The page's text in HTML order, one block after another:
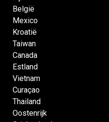
België
Mexico
Kroatië
Taiwan
Canada
Estland
Vietnam
Curaçao
Thailand
Oostenrijk